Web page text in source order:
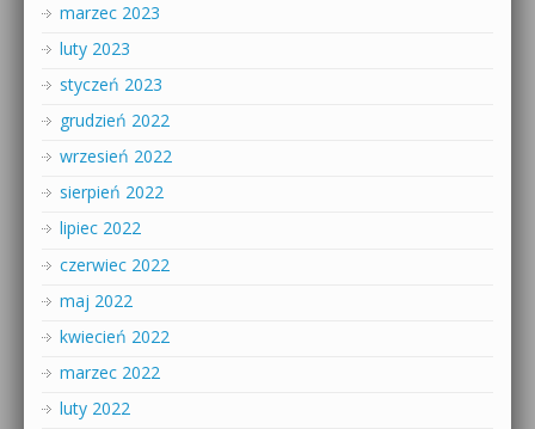
marzec 2023
luty 2023
styczeń 2023
grudzień 2022
wrzesień 2022
sierpień 2022
lipiec 2022
czerwiec 2022
maj 2022
kwiecień 2022
marzec 2022
luty 2022